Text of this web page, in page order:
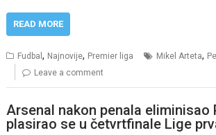
READ MORE
Fudbal, Najnovije, Premier liga Mikel Arteta,
Leave a comment
Arsenal nakon penala eliminisao
plasirao se u četvrtfinale Lige